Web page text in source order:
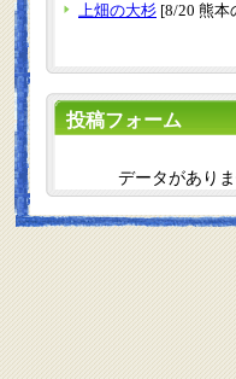
上畑の大杉 [8/20 熊本
投稿フォーム
データがありま